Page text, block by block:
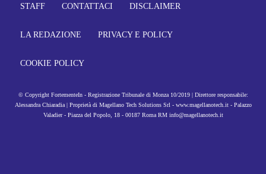
STAFF CONTATTACI DISCLAIMER
LA REDAZIONE PRIVACY E POLICY
COOKIE POLICY
© Copyright FortementeIn - Registrazione Tribunale di Monza 10/2019 | Direttore responsabile:
Alessandra Chiaradia | Proprietà di Magellano Tech Solutions Srl - www.magellanotech.it - Palazzo
Valadier - Piazza del Popolo, 18 - 00187 Roma RM info@magellanotech.it